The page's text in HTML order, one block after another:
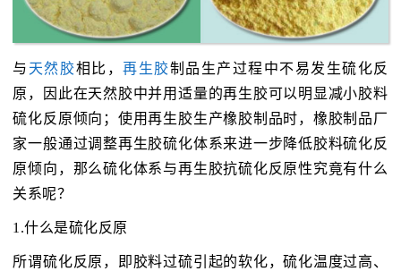
与 天然胶相比，再生胶制品生产过程中不易发生硫化反
原，因此在天然胶中并用适量的再生胶可以明显减小胶料
硫化反原倾向；使用再生胶生产橡胶制品时，橡胶制品厂
家一般通过调整再生胶硫化体系来进一步降低胶料硫化反
原倾向，那么硫化体系与再生胶抗硫化反原性究竟有什么
关系呢？
1.什么是硫化反原
所谓硫化反原，即胶料过硫引起的软化，硫化温度过高、